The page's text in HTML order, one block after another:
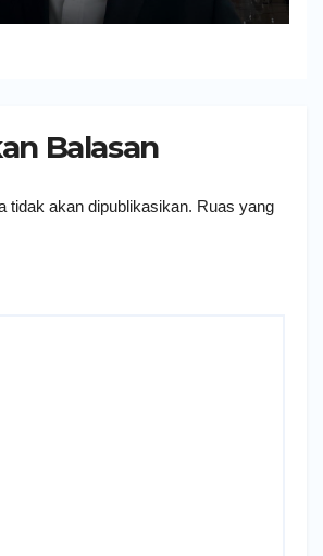
Balasan
tidak akan dipublikasikan. Ruas yang